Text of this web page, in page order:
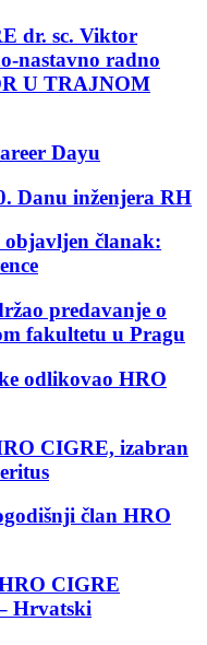
dr. sc. Viktor
nastavno radno
U TRAJNOM
Dayu
Danu inženjera RH
objavljen članak:
predavanje o
fakultetu u Pragu
odlikovao HRO
CIGRE, izabran
član HRO
CIGRE
Hrvatski